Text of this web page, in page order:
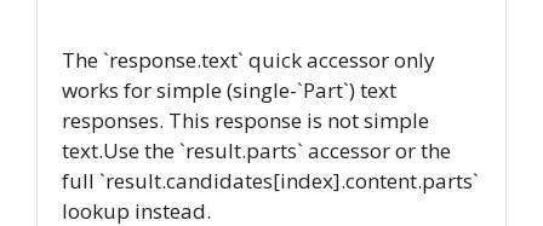
The `response.text` quick accessor only
works for simple (single-`Part`) text
responses. This response is not simple
text.Use the `result.parts` accessor or the
full `result.candidates[index].content.parts`
lookup instead.